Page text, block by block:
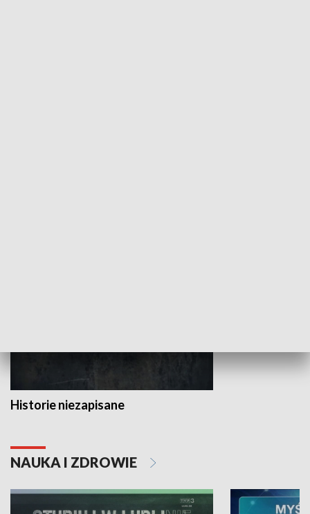
Historie niezapisane
NAUKA I ZDROWIE